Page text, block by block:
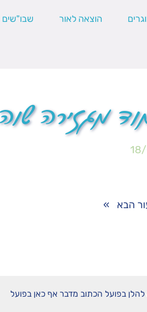
הוצאה לאור שבו"שים
מגזירה
הבא »
בפועל הכתוב מדבר אף כאן בפועל